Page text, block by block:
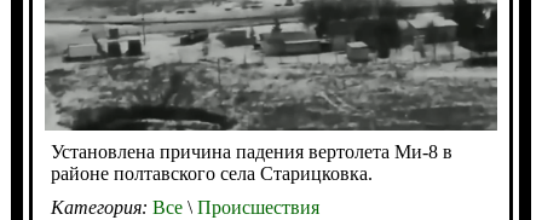
Установлена причина падения вертолета Ми-8 в
районе полтавского села Старицковка.
Категория: Все\Происшествия